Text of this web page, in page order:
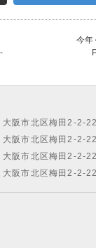
今年
大阪市北区梅田2-2-
大阪市北区梅田2-2-
大阪市北区梅田2-2-
大阪市北区梅田2-2-